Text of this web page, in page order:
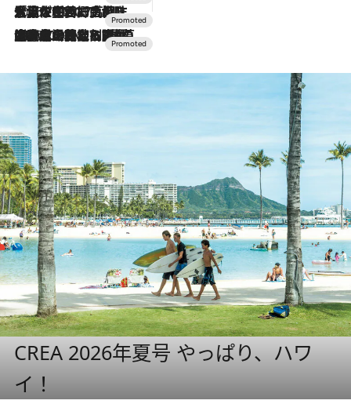
2026.7.17
「土佐和ハーブかき氷」がOMO7高知に登場！生姜、山椒、大葉など目にも舌にも涼を呼ぶ郷土の味
2026.7.10
NEW OPEN！【界 草津】名湯の地に誕生。趣の異なる2種の温泉と上州ならではの会席・蕎麦割烹など美食を味わう究極の癒やし旅
CREA 2026年夏号 やっぱり、ハワ
イ！